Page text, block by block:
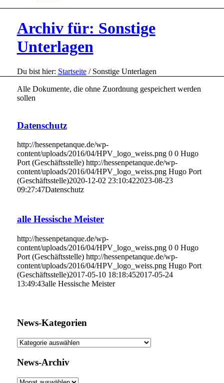
Archiv für: Sonstige
Unterlagen
Du bist hier: Startseite / Sonstige Unterlagen
Alle Dokumente, die ohne Zuordnung gespeichert werden
sollen
Datenschutz
http://hessenpetanque.de/wp-
content/uploads/2016/04/HPV_logo_weiss.png 0 0 Hugo
Port (Geschäftsstelle) http://hessenpetanque.de/wp-
content/uploads/2016/04/HPV_logo_weiss.png Hugo Port
(Geschäftsstelle)2020-12-02 23:10:422023-08-23
09:27:47Datenschutz
alle Hessische Meister
http://hessenpetanque.de/wp-
content/uploads/2016/04/HPV_logo_weiss.png 0 0 Hugo
Port (Geschäftsstelle) http://hessenpetanque.de/wp-
content/uploads/2016/04/HPV_logo_weiss.png Hugo Port
(Geschäftsstelle)2017-05-10 18:18:452017-05-24
13:49:43alle Hessische Meister
News-Kategorien
News-
News-Archiv
News-